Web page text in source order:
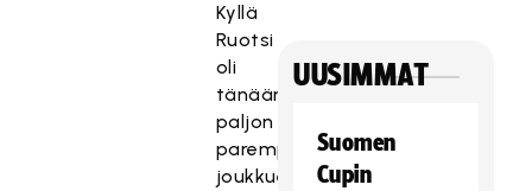
Kyllä
Ruotsi
oli
tänään
paljon
parempi
joukkue,
UUSIMMAT
Suomen
Cupin